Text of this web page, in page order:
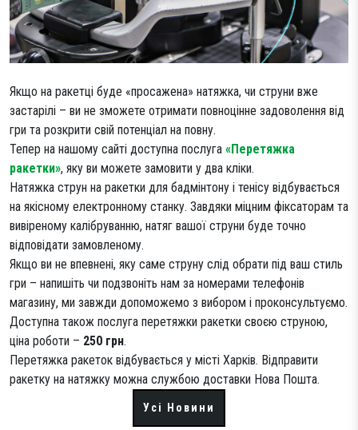
Якщо на ракетці буде «просажена» натяжка, чи струни вже
застарілі – ви не зможете отримати повноцінне задоволення від
гри та розкрити свій потенціал на повну.
Тепер на нашому сайті доступна послуга «Перетяжка
ракетки», яку ви можете замовити у два кліки.
Натяжка струн на ракетки для бадмінтону і тенісу відбувається
на якісному електронному станку. Завдяки міцним фіксаторам та
вивіреному калібруванню, натяг вашої струни буде точно
відповідати замовленому.
Якщо ви не впевнені, яку саме струну слід обрати під ваш стиль
гри – напишіть чи подзвоніть нам за номерами телефонів
магазину, ми завжди допоможемо з вибором і проконсультуємо.
Доступна також послуга перетяжки ракетки своєю струною,
ціна роботи – 250 грн.
Перетяжка ракеток відбувається у місті Харків. Відправити
ракетку на натяжку можна службою доставки Нова Пошта.
Усі Новини